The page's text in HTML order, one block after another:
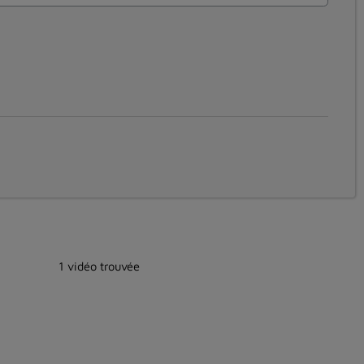
1 vidéo trouvée